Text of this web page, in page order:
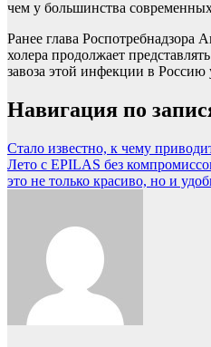
чем у большинства
Ранее глава Роспотребнадзора
холера продолжает
завоза этой инфекции в Россию
Навигация по
Стало известно, к чему
Лето с EPILAS без
это не только красиво, но и